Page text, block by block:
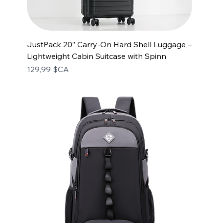
JustPack 20” Carry-On Hard Shell Luggage –
Lightweight Cabin Suitcase with Spinn
Prix
129,99 $CA